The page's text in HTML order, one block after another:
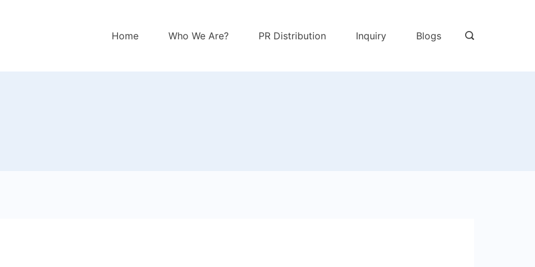
Home Who We Are? PR Distribution Inquiry Blogs